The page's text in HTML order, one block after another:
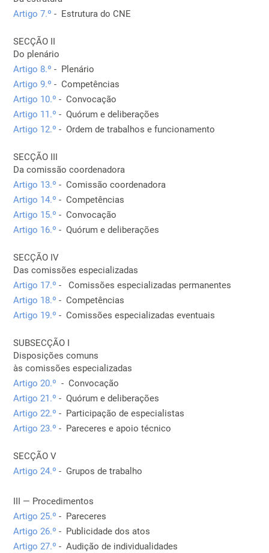
Artigo 7.º - Estrutura do CNE
SECÇÃO II
Do plenário
Artigo 8.º - Plenário
Artigo 9.º - Competências
Artigo 10.º - Convocação
Artigo 11.º - Quórum e deliberações
Artigo 12.º - Ordem de trabalhos e funcionamento
SECÇÃO III
Da comissão coordenadora
Artigo 13.º - Comissão coordenadora
Artigo 14.º - Competências
Artigo 15.º - Convocação
Artigo 16.º - Quórum e deliberações
SECÇÃO IV
Das comissões especializadas
Artigo 17.º - Comissões especializadas permanentes
Artigo 18.º - Competências
Artigo 19.º - Comissões especializadas eventuais
SUBSECÇÃO I
Disposições comuns
às comissões especializadas
Artigo 20.º - Convocação
Artigo 21.º - Quórum e deliberações
Artigo 22.º - Participação de especialistas
Artigo 23.º - Pareceres e apoio técnico
SECÇÃO V
Artigo 24.º - Grupos de trabalho
III — Procedimentos
Artigo 25.º - Pareceres
Artigo 26.º - Publicidade dos atos
Artigo 27.º - Audição de individualidades